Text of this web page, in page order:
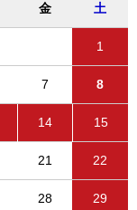
金 土
1
7 8
14 15
21 22
28 29